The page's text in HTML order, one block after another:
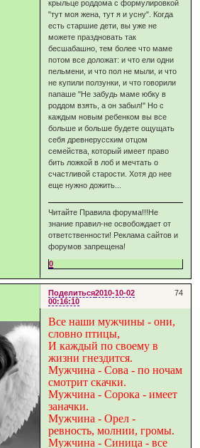
крыльце роддома с формулировкой
"тут моя жена, тут я и усну". Когда
есть старшие дети, вы уже не
можете праздновать так
бесшабашно, тем более что маме
потом все доложат: и что ели одни
пельмени, и что пол не мыли, и что
не купили ползунки, и что говорили
папаше "Не забудь маме юбку в
роддом взять, а он забыл!" Но с
каждым новым ребенком вы все
больше и больше будете ощущать
себя древнерусским отцом
семейства, который имеет право
бить ложкой в лоб и мечтать о
счастливой старости. Хотя до нее
еще нужно дожить...
Читайте Правила форума!!!Не
знание правил-не освобождает от
ответственности! Реклама сайтов и
форумов запрещена!
0
Поделиться 74
2010-10-02
00:16:10
Все наши мужчины - они,
словно птицы,
И каждый по своему в
жизни гнездится.
Мужчина - Сова - по ночам
смотрит скачки.
Мужчина - Сорока - имеет
заначки.
Мужчина - Орел -
ревность, молнии, громы.
Мужчина - Синица - все